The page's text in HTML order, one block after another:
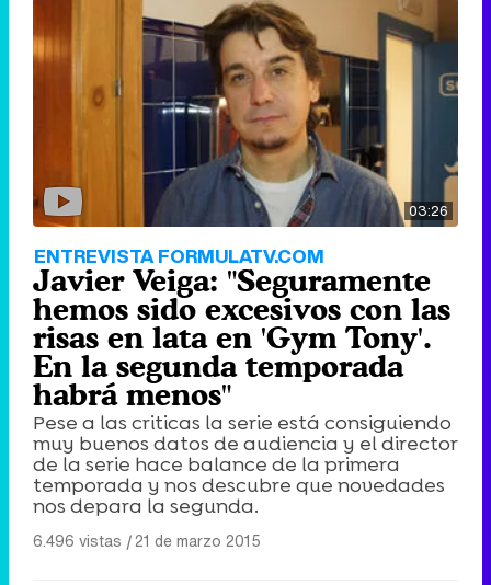
03:26
ENTREVISTA FORMULATV.COM
Javier Veiga: "Seguramente
hemos sido excesivos con las
risas en lata en 'Gym Tony'.
En la segunda temporada
habrá menos"
Pese a las criticas la serie está consiguiendo
muy buenos datos de audiencia y el director
de la serie hace balance de la primera
temporada y nos descubre que novedades
nos depara la segunda.
6.496 vistas |21 de marzo 2015